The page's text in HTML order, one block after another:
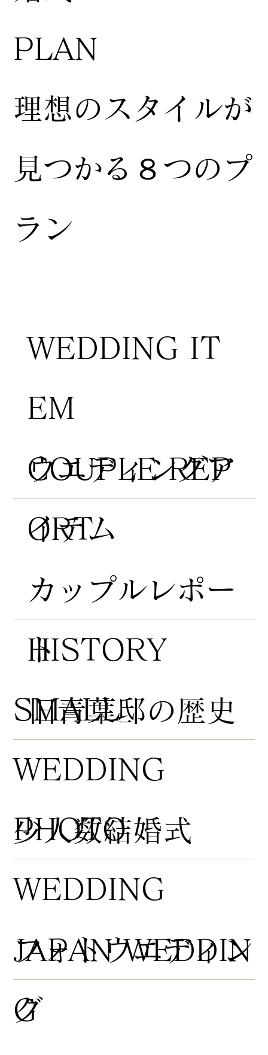
​PLAN
HISTORY
COUPLE REP
ORT
​旧青葉邸の歴史
​理想のスタイルが
見つかる８つのプ
ラン
​カップルレポー
ト
WEDDING IT
EM
​ウエディングア
イテム
​少人数結婚式
​SMALL
WEDDING
​フォトウエディン
グ
PHOTO
WEDDING
JAPAN WEDDIN
G